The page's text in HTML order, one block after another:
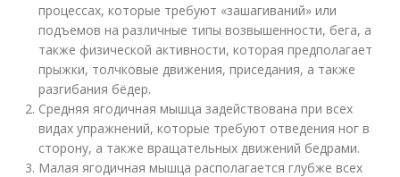
процессах, которые требуют «зашагиваний» или
подъемов на различные типы возвышенности, бега, а
также физической активности, которая предполагает
прыжки, толчковые движения, приседания, а также
разгибания бёдер.
Средняя ягодичная мышца задействована при всех
видах упражнений, которые требуют отведения ног в
сторону, а также вращательных движений бедрами.
Малая ягодичная мышца располагается глубже всех